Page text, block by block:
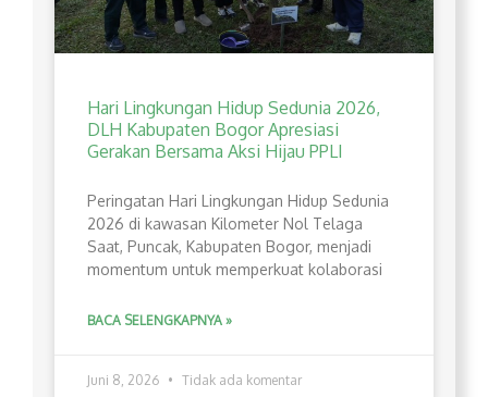
Hari Lingkungan Hidup Sedunia 2026,
DLH Kabupaten Bogor Apresiasi
Gerakan Bersama Aksi Hijau PPLI
Peringatan Hari Lingkungan Hidup Sedunia
2026 di kawasan Kilometer Nol Telaga
Saat, Puncak, Kabupaten Bogor, menjadi
momentum untuk memperkuat kolaborasi
BACA SELENGKAPNYA »
Juni 8, 2026 Tidak ada komentar